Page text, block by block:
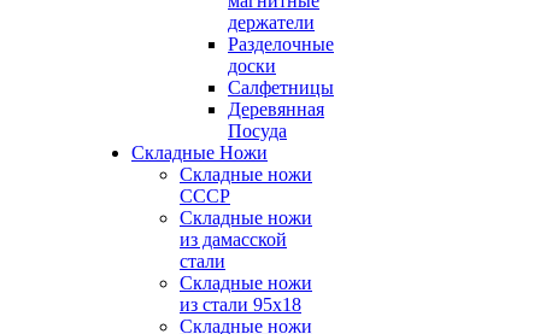
держатели
Разделочные
доски
Салфетницы
Деревянная
Посуда
Складные Ножи
Cкладные ножи
СССР
Складные ножи
из дамасской
стали
Складные ножи
из стали 95х18
Складные ножи